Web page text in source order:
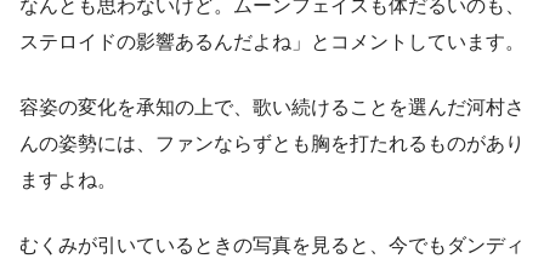
なんとも思わないけど。ムーンフェイスも体だるいのも、
ステロイドの影響あるんだよね」とコメントしています。
容姿の変化を承知の上で、歌い続けることを選んだ河村さ
んの姿勢には、ファンならずとも胸を打たれるものがあり
ますよね。
むくみが引いているときの写真を見ると、今でもダンディ